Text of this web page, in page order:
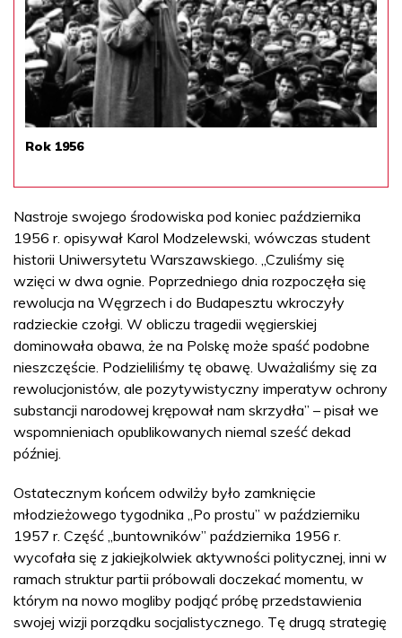
Rok 1956
Nastroje swojego środowiska pod koniec października
1956 r. opisywał Karol Modzelewski, wówczas student
historii Uniwersytetu Warszawskiego. „Czuliśmy się
wzięci w dwa ognie. Poprzedniego dnia rozpoczęła się
rewolucja na Węgrzech i do Budapesztu wkroczyły
radzieckie czołgi. W obliczu tragedii węgierskiej
dominowała obawa, że na Polskę może spaść podobne
nieszczęście. Podzieliliśmy tę obawę. Uważaliśmy się za
rewolucjonistów, ale pozytywistyczny imperatyw ochrony
substancji narodowej krępował nam skrzydła” – pisał we
wspomnieniach opublikowanych niemal sześć dekad
później.
Ostatecznym końcem odwilży było zamknięcie
młodzieżowego tygodnika „Po prostu” w październiku
1957 r. Część „buntowników” października 1956 r.
wycofała się z jakiejkolwiek aktywności politycznej, inni w
ramach struktur partii próbowali doczekać momentu, w
którym na nowo mogliby podjąć próbę przedstawienia
swojej wizji porządku socjalistycznego. Tę drugą strategię